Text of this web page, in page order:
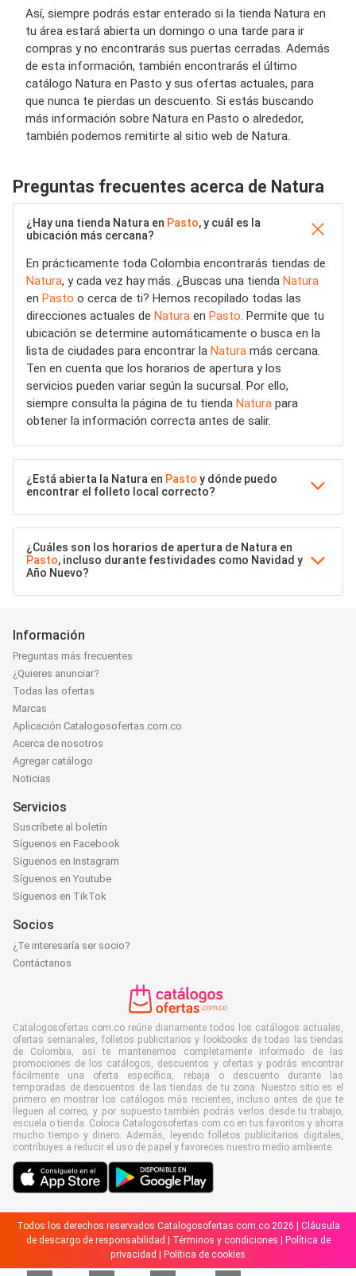
Así, siempre podrás estar enterado si la tienda Natura en
tu área estará abierta un domingo o una tarde para ir
compras y no encontrarás sus puertas cerradas. Además
de esta información, también encontrarás el último
catálogo Natura en Pasto y sus ofertas actuales, para
que nunca te pierdas un descuento. Si estás buscando
más información sobre Natura en Pasto o alrededor,
también podemos remitirte al sitio web de Natura.
Preguntas frecuentes acerca de Natura
¿Hay una tienda Natura en Pasto, y cuál es la
ubicación más cercana?
En prácticamente toda Colombia encontrarás tiendas de
Natura, y cada vez hay más. ¿Buscas una tienda Natura
en Pasto o cerca de ti? Hemos recopilado todas las
direcciones actuales de Natura en Pasto. Permite que tu
ubicación se determine automáticamente o busca en la
lista de ciudades para encontrar la Natura más cercana.
Ten en cuenta que los horarios de apertura y los
servicios pueden variar según la sucursal. Por ello,
siempre consulta la página de tu tienda Natura para
obtener la información correcta antes de salir.
¿Está abierta la Natura en Pasto y dónde puedo
encontrar el folleto local correcto?
¿Cuáles son los horarios de apertura de Natura en
Pasto, incluso durante festividades como Navidad y
Año Nuevo?
Información
Preguntas más frecuentes
¿Quieres anunciar?
Todas las ofertas
Marcas
Aplicación Catalogosofertas.com.co
Acerca de nosotros
Agregar catálogo
Noticias
Servicios
Suscríbete al boletín
Síguenos en Facebook
Síguenos en Instagram
Síguenos en Youtube
Síguenos en TikTok
Socios
¿Te interesaría ser socio?
Contáctanos
Catalogosofertas.com.co reúne diariamente todos los catálogos actuales,
ofertas semanales, folletos publicitarios y lookbooks de todas las tiendas
de Colombia, así te mantenemos completamente informado de las
promociones de los catálogos, descuentos y ofertas y podrás encontrar
fácilmente una oferta específica, rebaja o descuento durante las
temporadas de descuentos de las tiendas de tu zona. Nuestro sitio es el
primero en mostrar los catálogos más recientes, incluso antes de que te
lleguen al correo, y por supuesto también podrás verlos desde tu trabajo,
escuela o tienda. Coloca Catalogosofertas.com.co en tus favoritos y ahorra
mucho tiempo y dinero. Además, leyendo folletos publicitarios digitales,
contribuyes a reducir el uso de papel y favoreces nuestro medio ambiente.
Todos los derechos reservados Catalogosofertas.com.co 2026 | Cláusula
de descargo de responsabilidad
Términos y condiciones
Política de
privacidad
Política de cookies